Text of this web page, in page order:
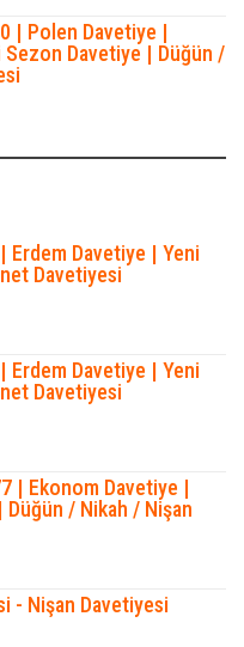
| Polen Davetiye |
Davetiye | Düğün /
Erdem Davetiye | Yeni
Davetiyesi
Erdem Davetiye | Yeni
Davetiyesi
₺ 8.250,00.
| Ekonom Davetiye |
/ Nikah / Nişan
- Nişan Davetiyesi